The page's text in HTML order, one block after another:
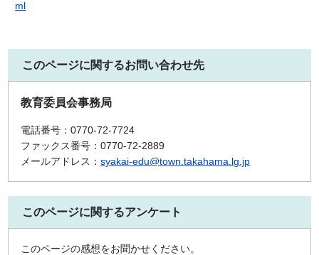
ml
このページに関するお問い合わせ先
教育委員会事務局
電話番号：0770-72-7724
ファックス番号：0770-72-2889
メールアドレス：syakai-edu@town.takahama.lg.jp
このページに関するアンケート
このページの感想をお聞かせください。